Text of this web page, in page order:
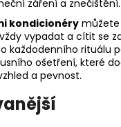
záření a znečištění.
kondicionérymůžete
vypadat a cítit se
každodenního rituálu
ošetření, které
a pevnost.